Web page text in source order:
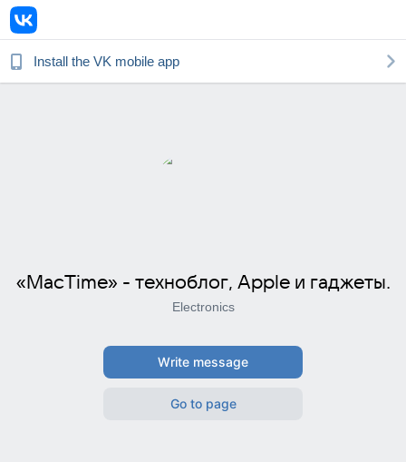
Install the VK mobile app
«MacTime» - техноблог, Apple и гаджеты.
Electronics
Write message
Go to page